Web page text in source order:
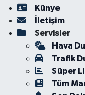
Künye
İletişim
Servisler
Hava
Trafik
Süper
Tüm